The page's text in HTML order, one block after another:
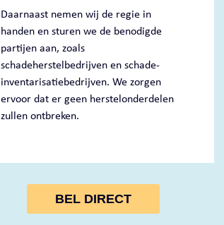
Daarnaast nemen wij de regie in
handen en sturen we de benodigde
partijen aan, zoals
schadeherstelbedrijven en schade-
inventarisatiebedrijven. We zorgen
ervoor dat er geen herstelonderdelen
zullen ontbreken.
BEL DIRECT